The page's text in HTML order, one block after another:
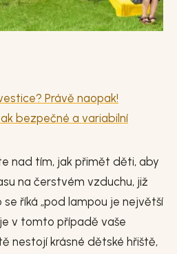
Právě naopak!
bezpečné a variabilní
nad tím, jak přimět děti, aby
na čerstvém vzduchu, již
říká „pod lampou je největší
v tomto případě vaše
nestojí krásné dětské hřiště,